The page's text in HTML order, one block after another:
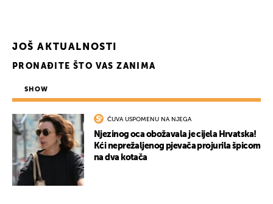
JOŠ AKTUALNOSTI
PRONAĐITE ŠTO VAS ZANIMA
SHOW
ČUVA USPOMENU NA NJEGA
Njezinog oca obožavala je cijela Hrvatska!
Kći neprežaljenog pjevača projurila špicom
na dva kotača